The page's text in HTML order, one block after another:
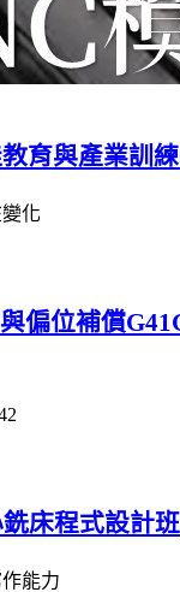
育與產業訓
化
偏位補償
床程式設計班
能力